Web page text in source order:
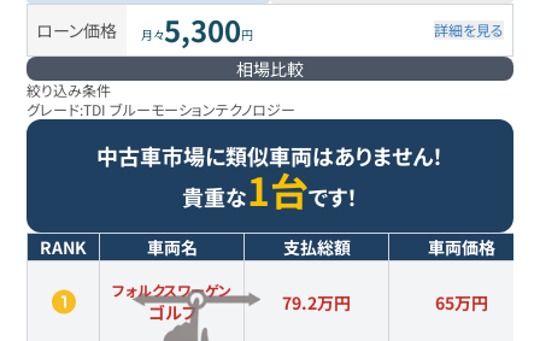
ローン価格 月々5,300円 詳細を見る
相場比較
絞り込み条件
グレード:TDI ブルーモーションテクノロジー
中古車市場に類似車両はありません！
貴重な1台です！
RANK 車両名 支払総額 車両価格
フォルクスワーゲン
ゴルフ 79.2万円 65万円